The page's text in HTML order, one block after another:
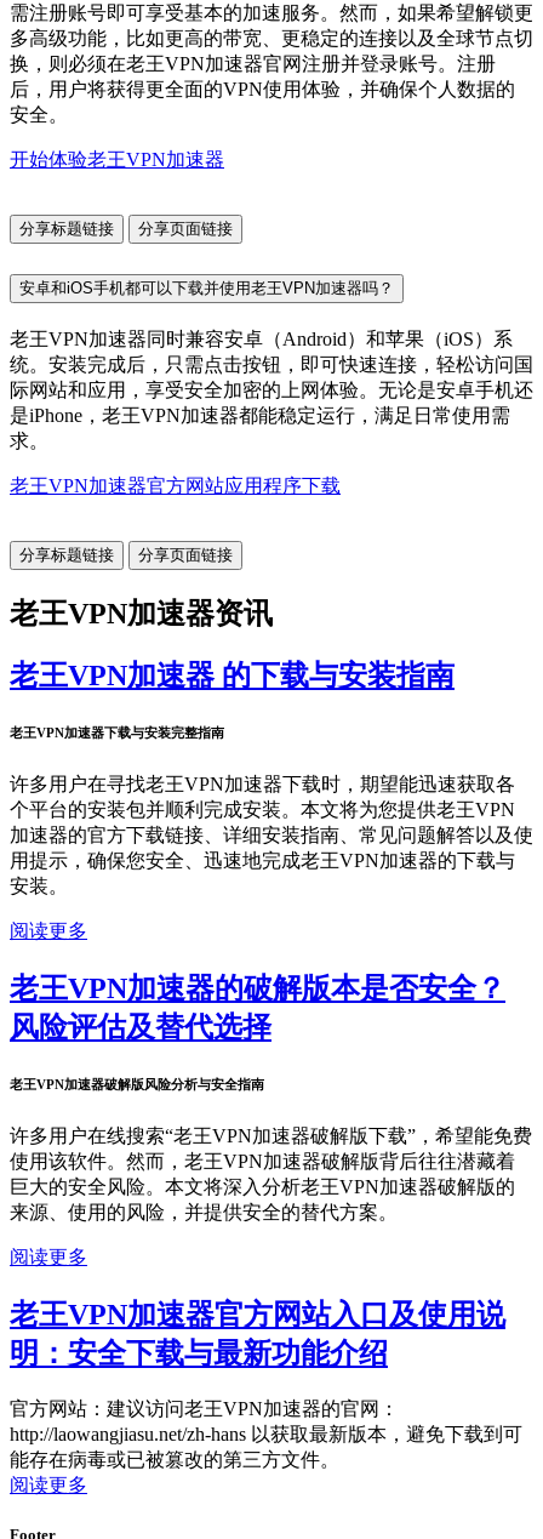
需注册账号即可享受基本的加速服务。然而，如果希望解锁更
多高级功能，比如更高的带宽、更稳定的连接以及全球节点切
换，则必须在老王VPN加速器官网注册并登录账号。注册
后，用户将获得更全面的VPN使用体验，并确保个人数据的
安全。
开始体验老王VPN加速器
分享标题链接 分享页面链接
安卓和iOS手机都可以下载并使用老王VPN加速器吗？
老王VPN加速器同时兼容安卓（Android）和苹果（iOS）系
统。安装完成后，只需点击按钮，即可快速连接，轻松访问国
际网站和应用，享受安全加密的上网体验。无论是安卓手机还
是iPhone，老王VPN加速器都能稳定运行，满足日常使用需
求。
老王VPN加速器官方网站应用程序下载
分享标题链接 分享页面链接
老王VPN加速器资讯
老王VPN加速器 的下载与安装指南
老王VPN加速器下载与安装完整指南
许多用户在寻找老王VPN加速器下载时，期望能迅速获取各
个平台的安装包并顺利完成安装。本文将为您提供老王VPN
加速器的官方下载链接、详细安装指南、常见问题解答以及使
用提示，确保您安全、迅速地完成老王VPN加速器的下载与
安装。
阅读更多
老王VPN加速器的破解版本是否安全？
风险评估及替代选择
老王VPN加速器破解版风险分析与安全指南
许多用户在线搜索“老王VPN加速器破解版下载”，希望能免费
使用该软件。然而，老王VPN加速器破解版背后往往潜藏着
巨大的安全风险。本文将深入分析老王VPN加速器破解版的
来源、使用的风险，并提供安全的替代方案。
阅读更多
老王VPN加速器官方网站入口及使用说
明：安全下载与最新功能介绍
官方网站：建议访问老王VPN加速器的官网：
http://laowangjiasu.net/zh-hans 以获取最新版本，避免下载到可
能存在病毒或已被篡改的第三方文件。
阅读更多
Footer